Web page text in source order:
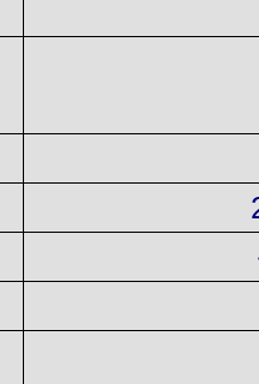
20～